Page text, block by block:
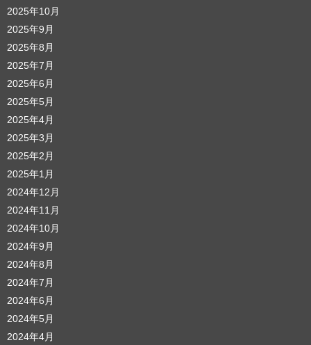
2025年10月
2025年9月
2025年8月
2025年7月
2025年6月
2025年5月
2025年4月
2025年3月
2025年2月
2025年1月
2024年12月
2024年11月
2024年10月
2024年9月
2024年8月
2024年7月
2024年6月
2024年5月
2024年4月